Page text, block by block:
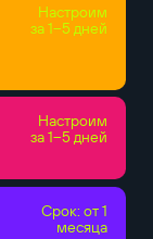
Настроим
за 1–5 дней
Настроим
за 1–5 дней
Срок: от 1
месяца